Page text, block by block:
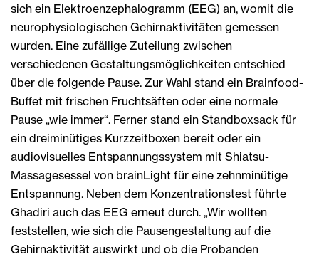
sich ein Elektroenzephalogramm (EEG) an, womit die
neurophysiologischen Gehirnaktivitäten gemessen
wurden. Eine zufällige Zuteilung zwischen
verschiedenen Gestaltungsmöglichkeiten entschied
über die folgende Pause. Zur Wahl stand ein Brainfood-
Buffet mit frischen Fruchtsäften oder eine normale
Pause „wie immer“. Ferner stand ein Standboxsack für
ein dreiminütiges Kurzzeitboxen bereit oder ein
audiovisuelles Entspannungssystem mit Shiatsu-
Massagesessel von brainLight für eine zehnminütige
Entspannung. Neben dem Konzentrationstest führte
Ghadiri auch das EEG erneut durch. „Wir wollten
feststellen, wie sich die Pausengestaltung auf die
Gehirnaktivität auswirkt und ob die Probanden